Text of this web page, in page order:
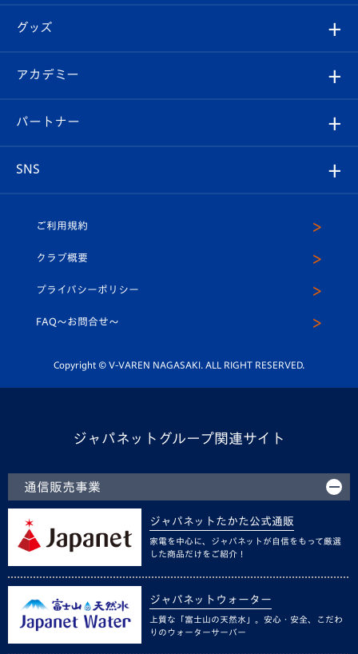
チケット
イベント
メディア
ホームタウン
スタッフプロフィール
マスコット紹介
平和祈念活動
ホームタウン活動
はじめての観戦ガイド
Revive Team
ヴィヴィくんの長崎おもてなしガイド
フォトギャラリー
スタジアムグルメ
チケット
V-LOVERS（ファンクラブ）
プレイヤーズスイート
グッズ
オンラインショップ
店舗情報
アカデミー
育成からのお知らせ
U-18
スクール
パートナー
SNS
ヴィヴィくんインスタグラム
公式LINE＠
ご利用規約
クラブ概要
プライバシーポリシー
FAQ〜お問合せ〜
Copyright © V-VAREN NAGASAKI. ALL RIGHT RESERVED.
ジャパネットグループ関連サイト
通信販売事業
ジャパネットたかた公式通販
家電を中心に、ジャパネットが自信をもって厳選
した商品だけをご紹介！
ジャパネットウォーター
上質な「富士山の天然水」。安心・安全、こだわ
りのウォーターサーバー